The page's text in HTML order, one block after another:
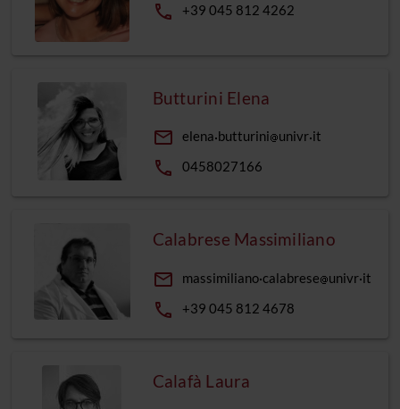
phone +39 045 812 4262
Butturini Elena
email elena butturini univr it
phone 0458027166
Calabrese Massimiliano
email massimiliano calabrese univr it
phone +39 045 812 4678
Calafà Laura